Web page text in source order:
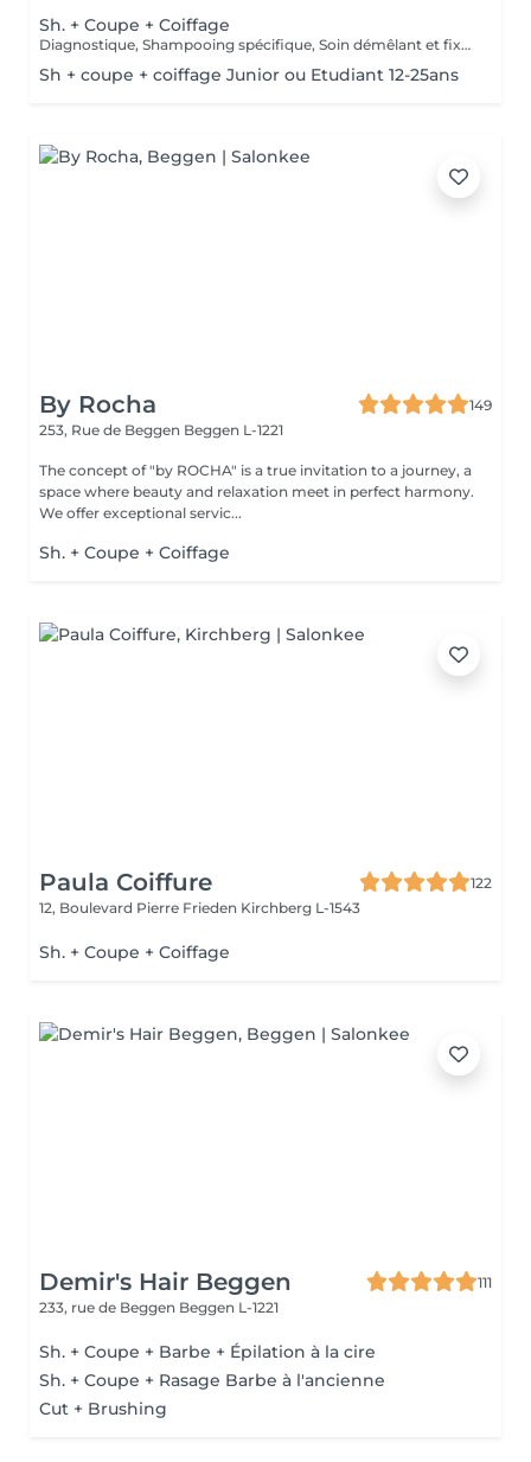
Sh. + Coupe + Coiffage
Diagnostique, Shampooing spécifique, Soin démêlant et fixation inclus. Veuillez prendre note que les prix indiqués sur Salonkee sont communiqués à titre informatif et s'entendent de base. Ces derniers sont susceptibles de varier selon le diagnostic réalisé à votre arrivée au salon et l'expertise du professionnel à qui vous confiez votre beauté. Dans tous les cas, un devis précis vous sera proposé et toutes réalisations de prestations seront effectuées avec votre accord.
Sh + coupe + coiffage Junior ou Etudiant 12-25ans
By Rocha
149
253, Rue de Beggen Beggen L-1221
The concept of "by ROCHA" is a true invitation to a journey, a
space where beauty and relaxation meet in perfect harmony.
We offer exceptional servic...
Sh. + Coupe + Coiffage
Paula Coiffure
122
12, Boulevard Pierre Frieden Kirchberg L-1543
Sh. + Coupe + Coiffage
Demir's Hair Beggen
111
233, rue de Beggen Beggen L-1221
Sh. + Coupe + Barbe + Épilation à la cire
Sh. + Coupe + Rasage Barbe à l'ancienne
Cut + Brushing